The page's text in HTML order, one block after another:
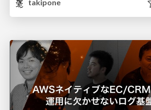
takipone